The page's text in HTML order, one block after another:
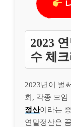
2023
수 체
2023년이 벌
회, 각종 모임
정산이라는
연말정산은